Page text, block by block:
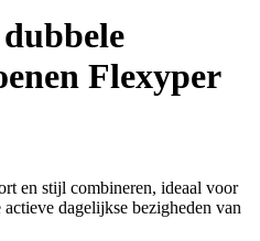
Flexyper
en stijl combineren, ideaal voor
dagelijkse bezigheden van